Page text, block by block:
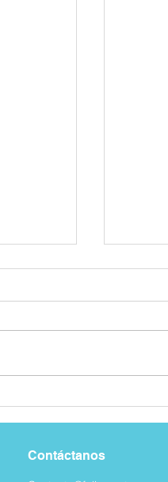
Contáctanos